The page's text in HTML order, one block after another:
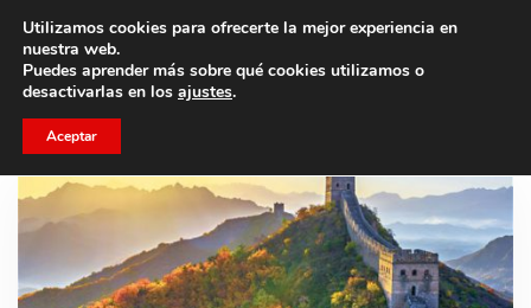
Trae a un amigo y llevaos un total de 75€ de descuento.
Utilizamos cookies para ofrecerte la mejor experiencia en
nuestra web.
Puedes aprender más sobre qué cookies utilizamos o
desactivarlas en los ajustes.
Aceptar